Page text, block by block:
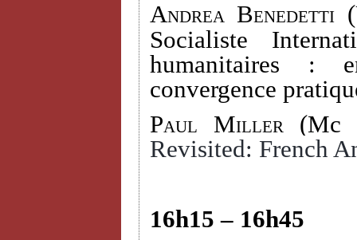
Andrea Benedetti (
Socialiste
humanitaires :
convergence
Paul Miller (Mc
Revisited: French
16h15 – 16h45